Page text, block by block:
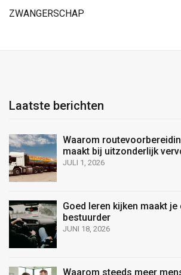
ZWANGERSCHAP
Laatste berichten
Waarom
maakt bij uitzonderlijk
JULI 1, 2026
Goed leren kijken maakt
bestuurder
JUNI 18, 2026
Waarom steeds meer